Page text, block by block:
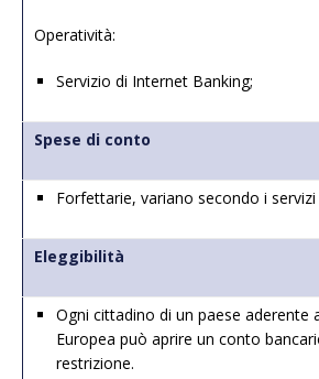
Operatività:
Servizio di Internet Banking;
Spese di conto
Forfettarie, variano secondo i servizi
Eleggibilità
Ogni cittadino di un paese aderente
Europea può aprire un conto
restrizione.